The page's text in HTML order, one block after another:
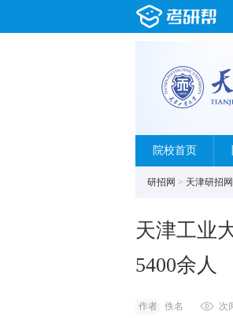
院校首页
研招网 > 天津研招网
天津工业
5400余人
作者 佚名 次